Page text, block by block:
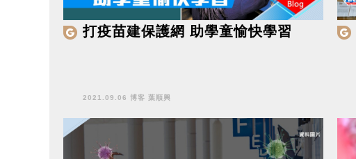
打疫苗建保護網 助學童愉快學習
2021.09.06 博客 葉順興